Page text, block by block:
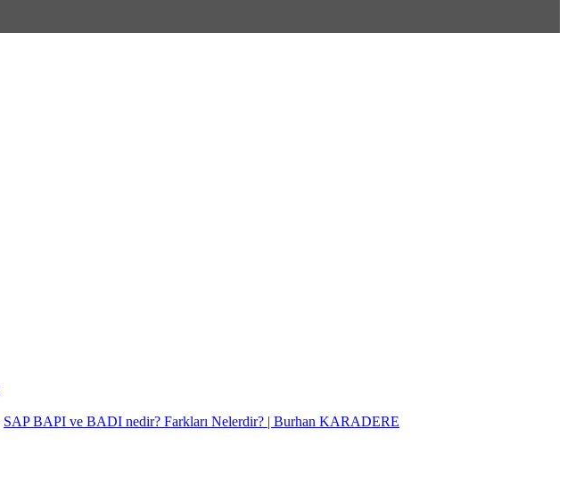
SAP BAPI ve BADI nedir? Farkları Nelerdir? | Burhan KARADERE